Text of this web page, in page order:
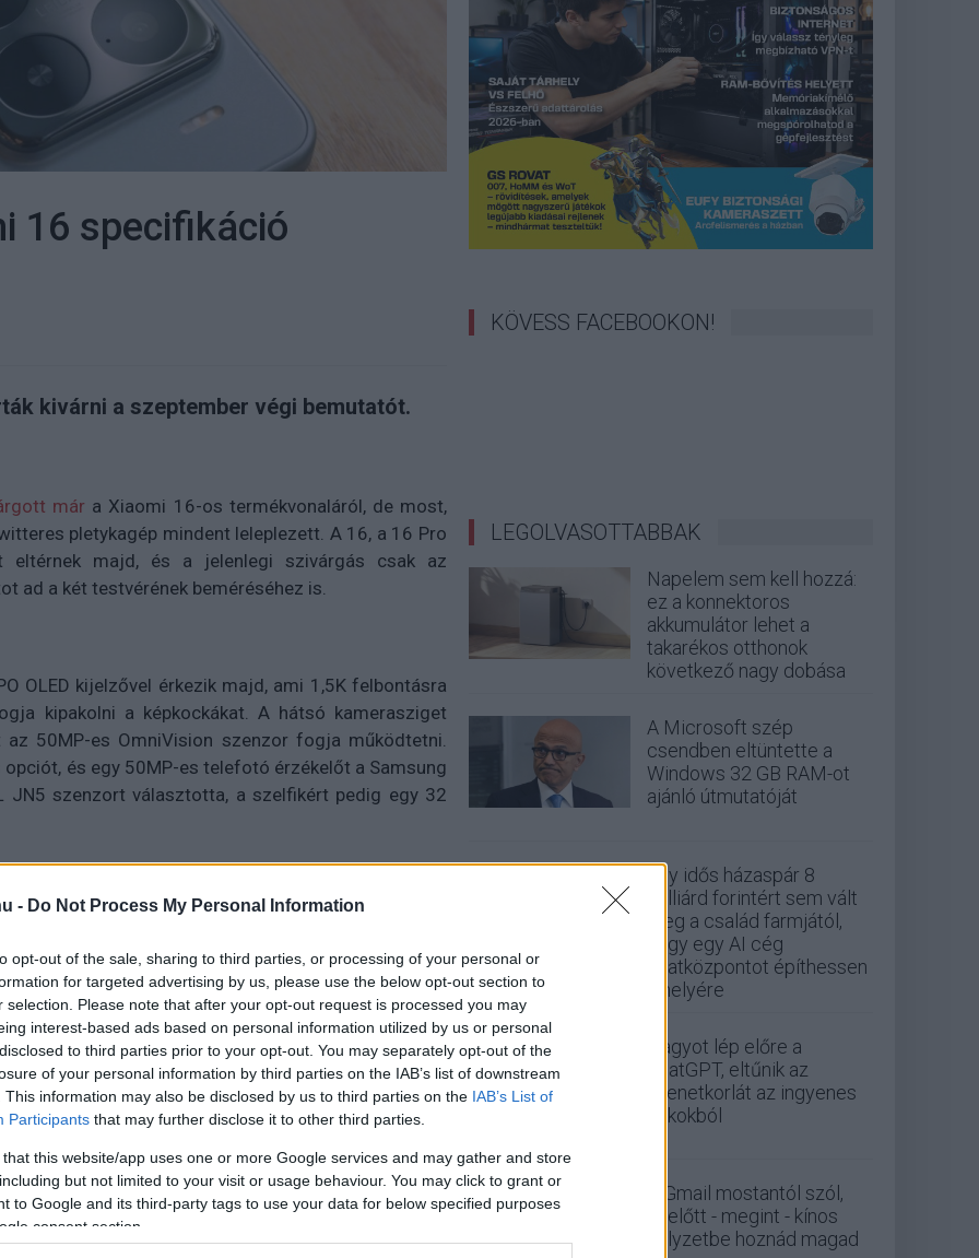
- Do Not Process My Personal Information
opt-out of the sale, sharing to third parties, or processing of your personal or
for targeted advertising by us, please use the below opt-out section to
selection. Please note that after your opt-out request is processed you may
interest-based ads based on personal information utilized by us or personal
to third parties prior to your opt-out. You may separately opt-out of the
of your personal information by third parties on the IAB’s list of downstream
This information may also be disclosed by us to third parties on the IAB’s List of
Participants that may further disclose it to other third parties.
that this website/app uses one or more Google services and may gather and store
but not limited to your visit or usage behaviour. You may click to grant or
to Google and its third-party tags to use your data for below specified purposes
consent section.
16 specifikáció
kivárni a szeptember végi bemutatót.
már a Xiaomi 16-os termékvonaláról, de most,
pletykagép mindent leleplezett. A 16, a 16 Pro
majd, és a jelenlegi szivárgás csak az
ad a két testvérének beméréséhez is.
OLED kijelzővel érkezik majd, ami 1,5K felbontásra
kipakolni a képkockákat. A hátsó kamerasziget
50MP-es OmniVision szenzor fogja működtetni.
és egy 50MP-es telefotó érzékelőt a Samsung
JN5 szenzort választotta, a szelfikért pedig egy 32
Tele
2025
Qualcomm Snapdragon 8 Elite Gen 5 processzor
Utóbbi 100W-os vezetékes, és 50W-os vezeték
KÖVESS FACEBOOKON!
LEGOLVASOTTABBAK
Napelem sem kell hozzá:
ez a konnektoros
akkumulátor lehet a
takarékos otthonok
következő nagy dobása
A Microsoft szép
csendben eltüntette a
Windows 32 GB RAM-ot
ajánló útmutatóját
Egy idős házaspár 8
milliárd forintért sem vált
meg a család farmjától,
hogy egy AI cég
adatközpontot építhessen
a helyére
Nagyot lép előre a
ChatGPT, eltűnik az
üzenetkorlát az ingyenes
fiókokból
A Gmail mostantól szól,
mielőtt - megint - kínos
helyzetbe hoznád magad